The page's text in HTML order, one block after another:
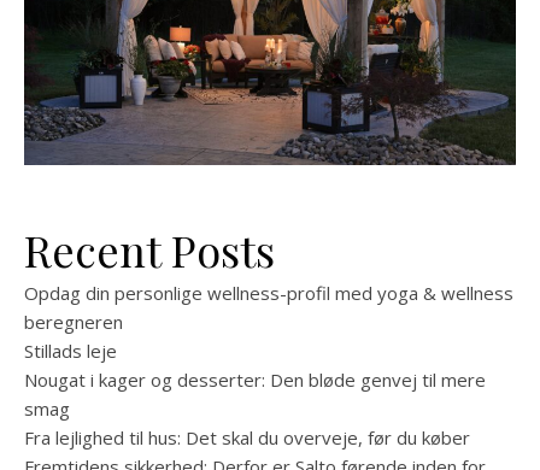
Recent Posts
Opdag din personlige wellness-profil med yoga & wellness
beregneren
Stillads leje
Nougat i kager og desserter: Den bløde genvej til mere
smag
Fra lejlighed til hus: Det skal du overveje, før du køber